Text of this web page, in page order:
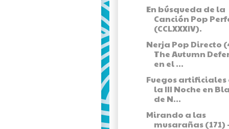
En búsqueda de la
Canción Pop
(CCLXXXIV).
Nerja Pop Directo
The Autumn
en el ...
Fuegos artificiales
la III Noche en
de N...
Mirando a las
musarañas (171)